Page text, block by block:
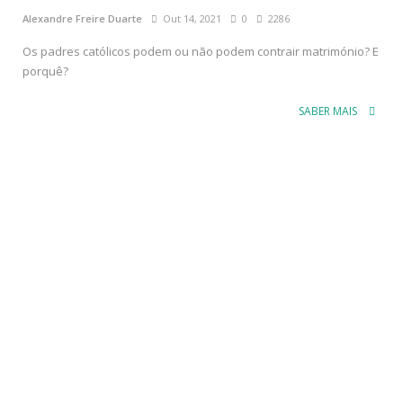
Alexandre Freire Duarte Out 14, 2021 0 2286
Os padres católicos podem ou não podem contrair matrimónio? E
porquê?
SABER MAIS